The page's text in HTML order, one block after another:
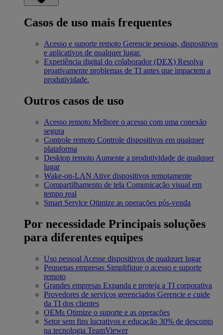
Casos de uso mais frequentes
Acesso e suporte remoto Gerencie pessoas, dispositivos
e aplicativos de qualquer lugar.
Experiência digital do colaborador (DEX) Resolva
proativamente problemas de TI antes que impactem a
produtividade.
Outros casos de uso
Acesso remoto Melhore o acesso com uma conexão
segura
Controle remoto Controle dispositivos em qualquer
plataforma
Desktop remoto Aumente a produtividade de qualquer
lugar
Wake-on-LAN Ative dispositivos remotamente
Compartilhamento de tela Comunicação visual em
tempo real
Smart Service Otimize as operações pós-venda
Por necessidade Principais soluções
para diferentes equipes
Uso pessoal Acesse dispositivos de qualquer lugar
Pequenas empresas Simplifique o acesso e suporte
remoto
Grandes empresas Expanda e proteja a TI corporativa
Provedores de serviços gerenciados Gerencie e cuide
da TI dos clientes
OEMs Otimize o suporte e as operações
Setor sem fins lucrativos e educação 30% de desconto
na tecnologia TeamViewer